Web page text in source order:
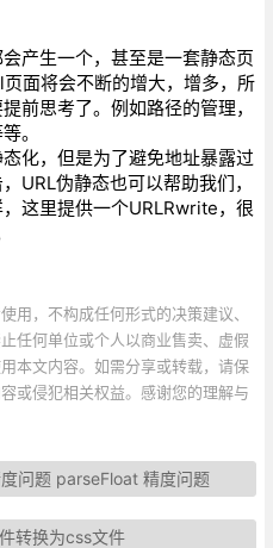
产生一个，甚至是一套静态页
面将会不断的增大，增多，所
前思考了。例如路径的管理，
等。
化，但是为了避免地址暴露过
URL伪静态也可以帮助我们，
这里提供一个URLRwrite，很
用，不构成任何形式的决策建议、
任何单位或个人以商业售卖、虚假
本文内容。如需分享或转载，请保
或侵犯相关权益。感谢您的理解与
问题 parseFloat 精度问题
转换为css文件